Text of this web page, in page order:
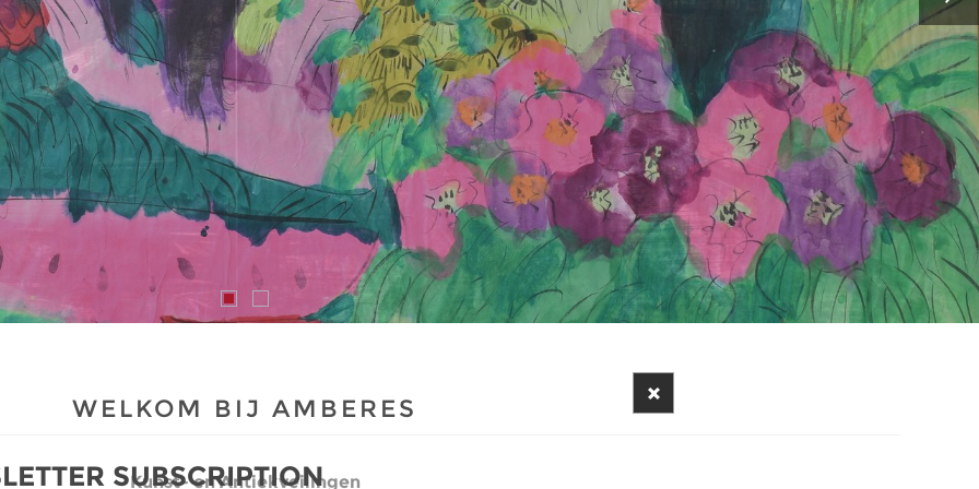
WELKOM BIJ AMBERES
Kunst- en Antiekveilingen
SUBSCRIPTION